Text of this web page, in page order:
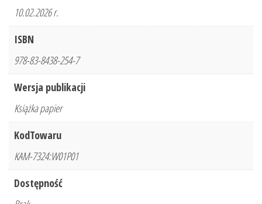
10.02.2026 r.
ISBN
978-83-8438-254-7
Wersja publikacji
Książka papier
KodTowaru
KAM-7324:W01P01
Dostępność